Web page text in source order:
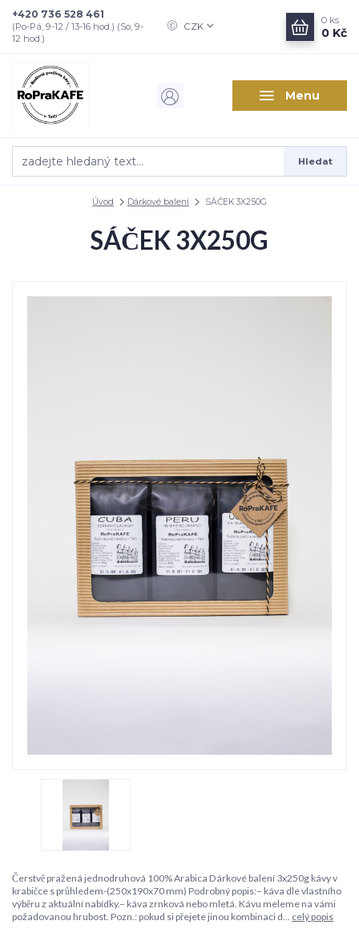
Menu
CZK
Hledat
+420 736 528 461
(Po-Pá, 9-12 / 13-16 hod.) (So, 9-
12 hod.)
0 ks
0 Kč
Úvod Dárkové balení SÁČEK 3X250G
SÁČEK 3X250G
Čerstvě pražená jednodruhová 100% Arabica Dárkové balení 3x250g kávy v
krabičce s průhledem-(250x190x70 mm) Podrobný popis:– káva dle vlastního
výběru z aktuální nabídky.– káva zrnková nebo mletá. Kávu meleme na vámi
požadovanou hrubost. Pozn.: pokud si přejete jinou kombinaci d... celý popis